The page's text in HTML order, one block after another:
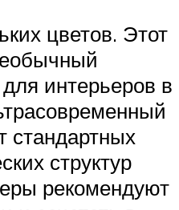
цветов. Этот
интерьеров в
стандартных
структур
рекомендуют